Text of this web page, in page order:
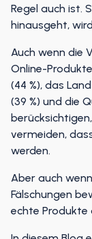
Regel auch ist.
hinausgeht,
Auch wenn die
Online-
(44 %), das
(39 %) und die
vermeiden,
werden.
Aber auch
Fälschungen
echte Produkte